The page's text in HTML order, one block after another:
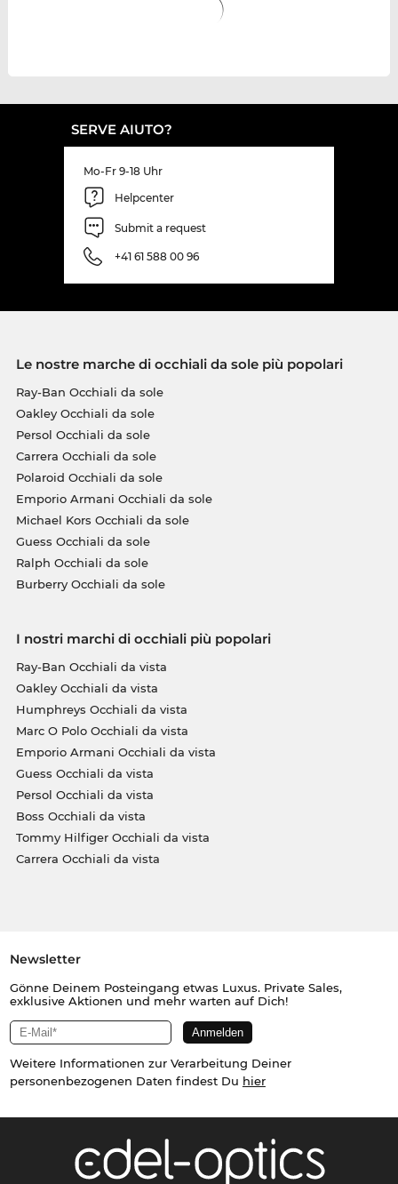
SERVE AIUTO?
Mo-Fr 9-18 Uhr
Helpcenter
Submit a request
+41 61 588 00 96
Le nostre marche di occhiali da sole più popolari
Ray-Ban Occhiali da sole
Oakley Occhiali da sole
Persol Occhiali da sole
Carrera Occhiali da sole
Polaroid Occhiali da sole
Emporio Armani Occhiali da sole
Michael Kors Occhiali da sole
Guess Occhiali da sole
Ralph Occhiali da sole
Burberry Occhiali da sole
I nostri marchi di occhiali più popolari
Ray-Ban Occhiali da vista
Oakley Occhiali da vista
Humphreys Occhiali da vista
Marc O Polo Occhiali da vista
Emporio Armani Occhiali da vista
Guess Occhiali da vista
Persol Occhiali da vista
Boss Occhiali da vista
Tommy Hilfiger Occhiali da vista
Carrera Occhiali da vista
Newsletter
Gönne Deinem Posteingang etwas Luxus. Private Sales,
exklusive Aktionen und mehr warten auf Dich!
Weitere Informationen zur Verarbeitung Deiner
personenbezogenen Daten findest Du hier